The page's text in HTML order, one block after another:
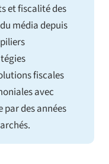
et fiscalité des
média depuis
fiscales
avec
par des années